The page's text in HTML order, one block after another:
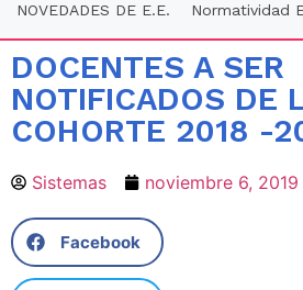
NOVEDADES DE E.E.
Normatividad
DOCENTES A SER
NOTIFICADOS DE
COHORTE 2018 -
Sistemas noviembre 6, 2019
Facebook